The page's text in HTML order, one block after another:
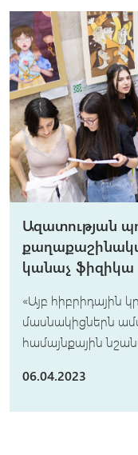
Ազատության
կանաչ ֆիզիկա
«Այբ հիբրիդային
մասնակիցներն
համայնքային
06.04.2023